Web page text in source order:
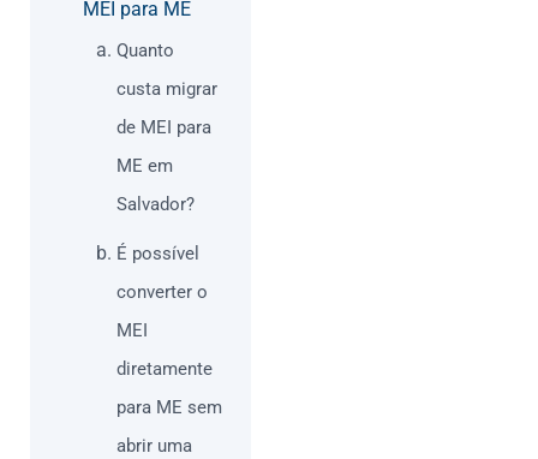
MEI para ME
Quanto
custa migrar
de MEI para
ME em
Salvador?
É possível
converter o
MEI
diretamente
para ME sem
abrir uma